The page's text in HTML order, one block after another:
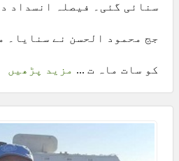
سنائی گئی۔ فیصلہ انسداد
جج محمود الحسن نے سنایا۔
کو سات ماہ ت ... مزید پڑھیں